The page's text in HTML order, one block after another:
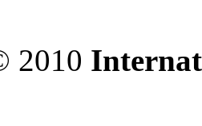
2010